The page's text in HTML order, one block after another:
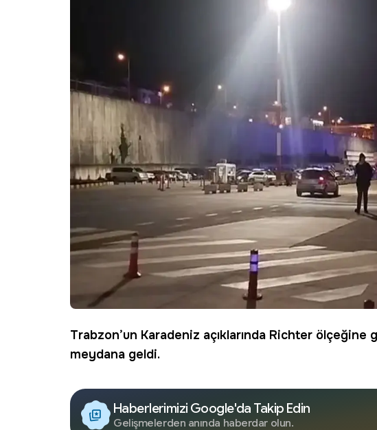
Trabzon’un Karadeniz açıklarında Richter
meydana geldi.
Haberlerimizi Google'da Takip Edin
Gelişmelerden anında haberdar olun.